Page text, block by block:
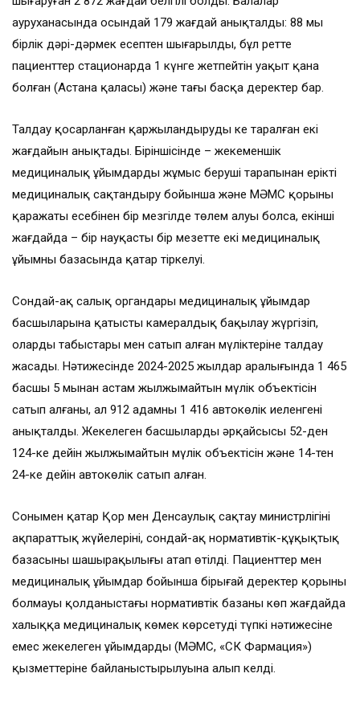
ауруханасында осындай 179 жағдай анықталды: 88 мың
бірлік дәрі-дәрмек есептен шығарылды, бұл ретте
пациенттер стационарда 1 күнге жетпейтін уақыт қана
болған (Астана қаласы) және тағы басқа деректер бар.
Талдау қосарланған қаржыландырудың кең таралған екі
жағдайын анықтады. Біріншісінде – жекеменшік
медициналық ұйымдардың жұмыс беруші тарапынан ерікті
медициналық сақтандыру бойынша және МӘМС қорының
қаражаты есебінен бір мезгілде төлем алуы болса, екінші
жағдайда – бір науқастың бір мезетте екі медициналық
ұйымның базасында қатар тіркелуі.
Сондай-ақ салық органдары медициналық ұйымдар
басшыларына қатысты камералдық бақылау жүргізіп,
олардың табыстары мен сатып алған мүліктеріне талдау
жасады. Нәтижесінде 2024-2025 жылдар аралығында 1 465
басшы 5 мыңнан астам жылжымайтын мүлік объектісін
сатып алғаны, ал 912 адамның 1 416 автокөлік иеленгені
анықталды. Жекелеген басшылардың әрқайсысы 52-ден
124-ке дейін жылжымайтын мүлік объектісін және 14-тен
24-ке дейін автокөлік сатып алған.
Сонымен қатар Қор мен Денсаулық сақтау министрлігінің
ақпараттық жүйелерінің, сондай-ақ нормативтік-құқықтық
базасының шашыраңқылығы атап өтілді. Пациенттер мен
медициналық ұйымдар бойынша бірыңғай деректер қорының
болмауы қолданыстағы нормативтік базаның көп жағдайда
халыққа медициналық көмек көрсетудің түпкі нәтижесіне
емес жекелеген ұйымдардың (МӘМС, «СК Фармация»)
қызметтеріне байланыстырылуына алып келді.